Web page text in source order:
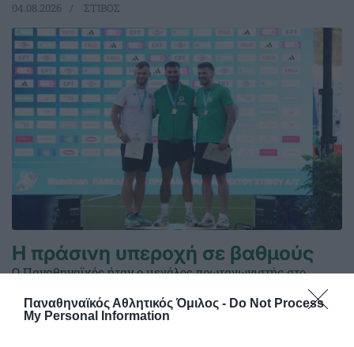
Παναθηναϊκός Αθλητικός Όμιλος - Do Not Process
My Personal Information
04.08.2026 ΣΤΙΒΟΣ
Η πράσινη υπεροχή σε βαθμούς
Ο Παναθηναϊκός ήταν ο μεγάλος πρωταγωνιστής στο
τριφυλλιού φαίνεται και μέσα από την ανεπίσημη γενική
βαθμολογία του ΣΕΓΑΣ σε άνδρες και γυναίκες.